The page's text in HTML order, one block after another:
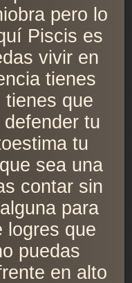
pero lo
Piscis es
vivir en
tienes
tienes que
tu
tu
sea una
contar sin
para
logres que
puedas
en alto